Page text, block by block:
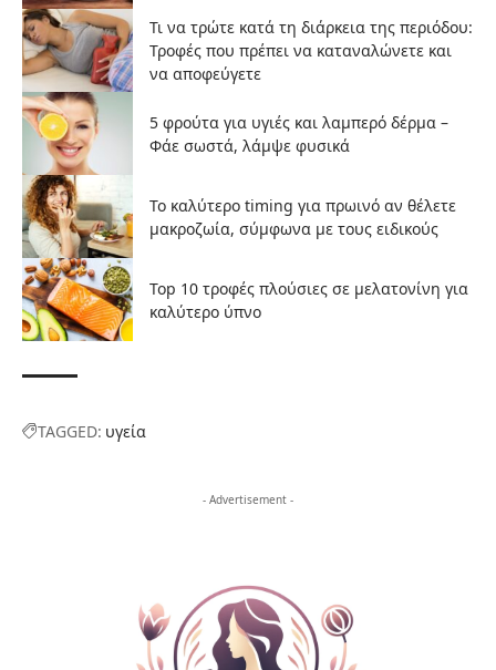
Τι να τρώτε κατά τη διάρκεια της περιόδου:
Τροφές που πρέπει να καταναλώνετε και
να αποφεύγετε
5 φρούτα για υγιές και λαμπερό δέρμα –
Φάε σωστά, λάμψε φυσικά
Το καλύτερο timing για πρωινό αν θέλετε
μακροζωία, σύμφωνα με τους ειδικούς
Top 10 τροφές πλούσιες σε μελατονίνη για
καλύτερο ύπνο
TAGGED: υγεία
- Advertisement -